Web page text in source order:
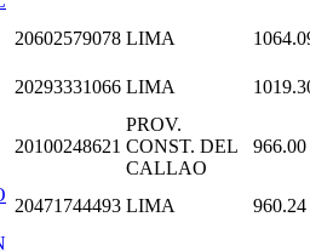
20602579078 LIMA
20293331066 LIMA
20100248621
PROV.
CONST. DEL
CALLAO
966.00
20471744493 LIMA 960.24